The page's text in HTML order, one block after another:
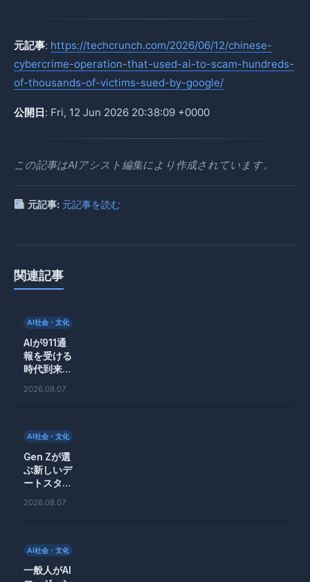
元記事: https://techcrunch.com/2026/06/12/chinese-
cybercrime-operation-that-used-ai-to-scam-hundreds-
of-thousands-of-victims-sued-by-google/
公開日: Fri, 12 Jun 2026 20:38:09 +0000
この記事はAIアシスト編集により作成されています。
元記事: 元記事を読む
関連記事
AI社会・文化
AIが911通
報を受ける
時代到来！
リンズの新
ク
2026.08.07
AI社会・文化
Gen Zが選
ぶ新しいデ
ートスタイ
2026.08.07
AI社会・文化
一般人がAI